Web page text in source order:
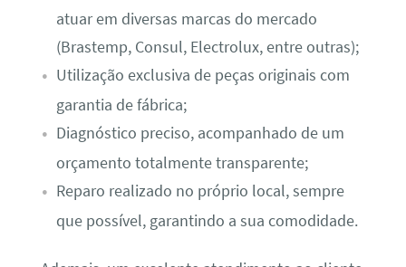
atuar em diversas marcas do mercado
(Brastemp, Consul, Electrolux, entre outras);
Utilização exclusiva de peças originais com
garantia de fábrica;
Diagnóstico preciso, acompanhado de um
orçamento totalmente transparente;
Reparo realizado no próprio local, sempre
que possível, garantindo a sua comodidade.